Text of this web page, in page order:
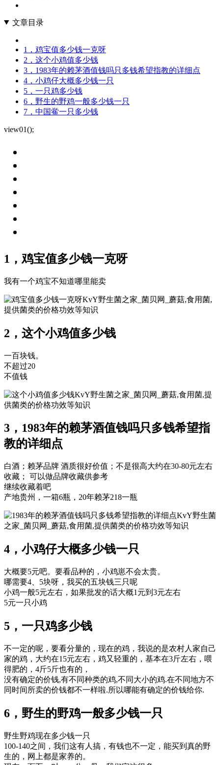
文章目录
1，鸡宝值多少钱一克呀
2，这个小鸡值多少钱
3，1983年的赖茅酒值钱吗只多钱希望指教的详细点
4，小鸡仔大概多少钱一只
5，一只鸡多少钱
6，野生的野鸡一般多少钱一只
7，中国鲎一只多少钱
view01();
1，鸡宝值多少钱一克呀
我有一个鸡宝不知道哪里能卖
KvY野生菌之家_菌贝网_蘑菇,食用菌,
提供菌类的价格功效等知识
2，这个小鸡值多少钱
一百块钱。
不超过20
不值钱
KvY野生菌之家_菌贝网_蘑菇,食用菌,提
供菌类的价格功效等知识
3，1983年的赖茅酒值钱吗只多钱希望指
教的详细点
白酒；赖茅品牌 酒质很好价值；不是很高大约在30-80元左右
收藏； 可以做品牌收藏供参考
继续收藏着吧
产地贵州，一箱6瓶，20年赖茅218一瓶
KvY野生菌
之家_菌贝网_蘑菇,食用菌,提供菌类的价格功效等知识
4，小鸡仔大概多少钱一只
大概要5元吧。要看品种的，小鸡崽不会太贵。
哪需要4、5块呀，我买的五块钱三只呢
小鸡一般5元左右，如果批发的话大概1元到3元左右
5元一只小鸡
5，一只鸡多少钱
不一定的呢，要看分量的，现在的鸡，我说的是农村人家自己
家的鸡，大约在15元左右，鸡又轻重的，基本在3斤左右，喂
得肥的，4斤5斤也有的，
没有确定的价钱,有不同种类的鸡,不同大小的鸡.在不同地方不
同时间所卖的价钱都不一样啦.所以哪能有确定的价钱给你.
6，野生的野鸡一般多少钱一只
野生野鸡现在多少钱一只
100-140之间，我们这有人搞，有钱也不一定，能买到真的野
生的，网上都是家养的。